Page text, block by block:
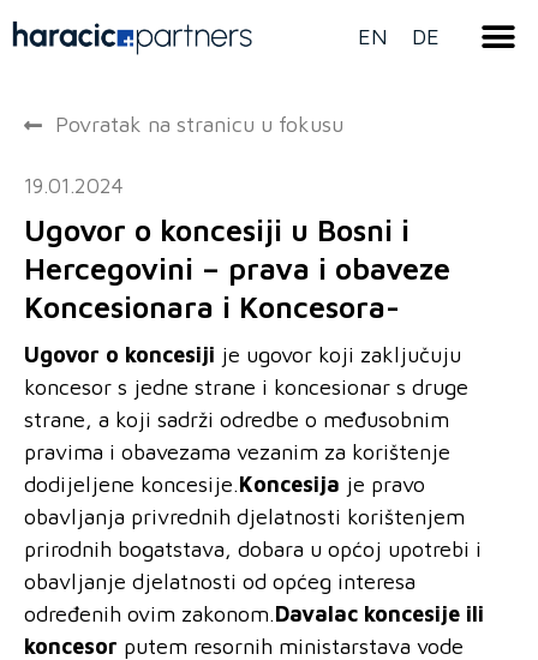
EN DE
Povratak na stranicu u fokusu
19.01.2024
Ugovor o koncesiji u Bosni i
Hercegovini – prava i obaveze
Koncesionara i Koncesora-
Ugovor o koncesiji je ugovor koji zaključuju
koncesor s jedne strane i koncesionar s druge
strane, a koji sadrži odredbe o međusobnim
pravima i obavezama vezanim za korištenje
dodijeljene koncesije.Koncesija je pravo
obavljanja privrednih djelatnosti korištenjem
prirodnih bogatstava, dobara u općoj upotrebi i
obavljanje djelatnosti od općeg interesa
određenih ovim zakonom.Davalac koncesije ili
koncesor putem resornih ministarstava vode